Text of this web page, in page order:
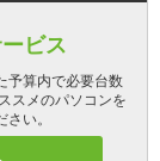
ビス
予算内で必要台数
スメのパソコンを
い。